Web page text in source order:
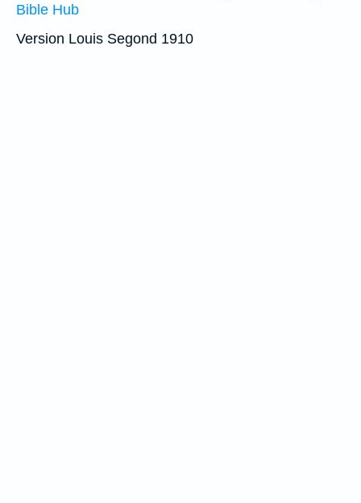
Bible Hub
Version Louis Segond 1910